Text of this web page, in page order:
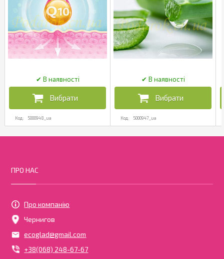
5000948_ua 5000947_ua
ПРО НАС
Про компанію
Чернигов
ecoglad@gmail.com
+38(068) 248-67-67